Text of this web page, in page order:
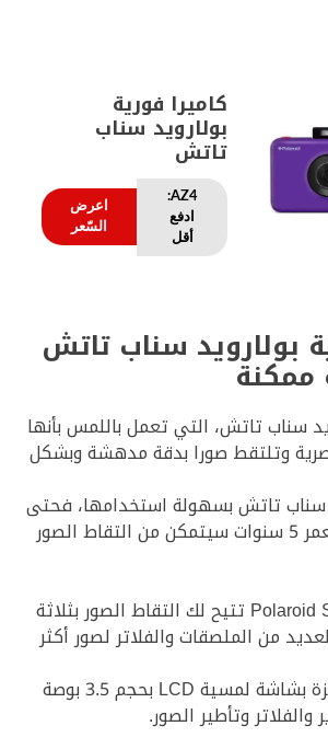
كاميرا فورية
بولارويد سناب
تاتش
AZ4:
ادفع
أقل
اعرض
السّعر
بولارويد سناب تاتش
ممكنة
سناب تاتش، التي تعمل باللمس بأنها
وتلتقط صورا بدقة مدهشة وبشكل
سناب تاتش بسهولة استخدامها، فحتى
طفلك البالغ من العمر 5 سنوات سيتمكن من التقاط الصور
كاميرا Polaroid Snap Touch تتيح لك التقاط الصور بثلاثة
من الملصقات والفلاتر لصور أكثر
ولذلك، فهي مجهّزة بشاشة لمسية LCD بحجم 3.5 بوصة
والفلاتر وتأطير الصور.